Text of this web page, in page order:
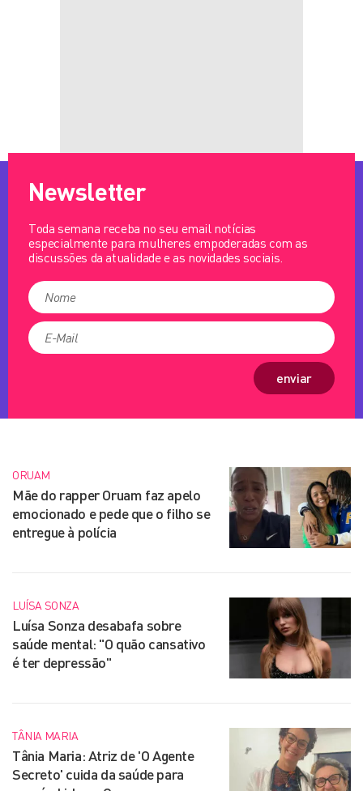
Newsletter
Toda semana receba no seu email notícias
especialmente para mulheres empoderadas com as
discussões da atualidade e as novidades sociais.
enviar
ORUAM
Mãe do rapper Oruam faz apelo
emocionado e pede que o filho se
entregue à polícia
LUÍSA SONZA
Luísa Sonza desabafa sobre
saúde mental: "O quão cansativo
é ter depressão"
TÂNIA MARIA
Tânia Maria: Atriz de 'O Agente
Secreto' cuida da saúde para